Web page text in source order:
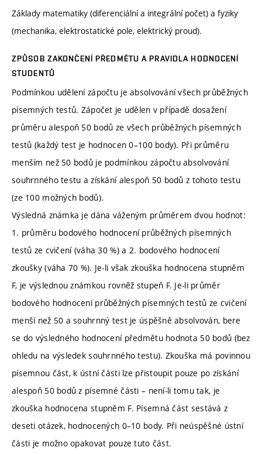
Základy matematiky (diferenciální a integrální počet) a fyziky
(mechanika, elektrostatické pole, elektrický proud).
ZPŮSOB ZAKONČENÍ PŘEDMĚTU A PRAVIDLA HODNOCENÍ
STUDENTŮ
Podmínkou udělení zápočtu je absolvování všech průběžných
písemných testů. Zápočet je udělen v případě dosažení
průměru alespoň 50 bodů ze všech průběžných písemných
testů (každý test je hodnocen 0–100 body). Při průměru
menším než 50 bodů je podmínkou zápočtu absolvování
souhrnného testu a získání alespoň 50 bodů z tohoto testu
(ze 100 možných bodů).
Výsledná známka je dána váženým průměrem dvou hodnot:
1. průměru bodového hodnocení průběžných písemných
testů ze cvičení (váha 30 %) a 2. bodového hodnocení
zkoušky (váha 70 %). Je-li však zkouška hodnocena stupněm
F, je výslednou známkou rovněž stupeň F. Je-li průměr
bodového hodnocení průběžných písemných testů ze cvičení
menší než 50 a souhrnný test je úspěšně absolvován, bere
se do výsledného hodnocení předmětu hodnota 50 bodů (bez
ohledu na výsledek souhrnného testu). Zkouška má povinnou
písemnou část, k ústní části lze přistoupit pouze po získání
alespoň 50 bodů z písemné části – není-li tomu tak, je
zkouška hodnocena stupněm F. Písemná část sestává z
deseti otázek, hodnocených 0–10 body. Při neúspěšné ústní
části je možno opakovat pouze tuto část.